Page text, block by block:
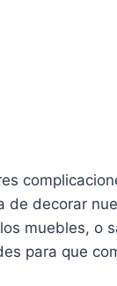
de decorar
muebles, o
para que